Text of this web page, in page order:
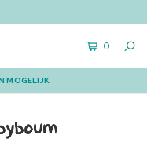
0
MOGELIJK